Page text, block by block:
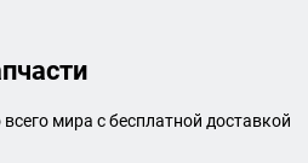
мира с бесплатной доставкой